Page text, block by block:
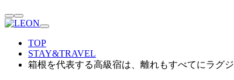
TOP
STAY&TRAVEL
箱根を代表する高級宿は、離れもすべてにラグ